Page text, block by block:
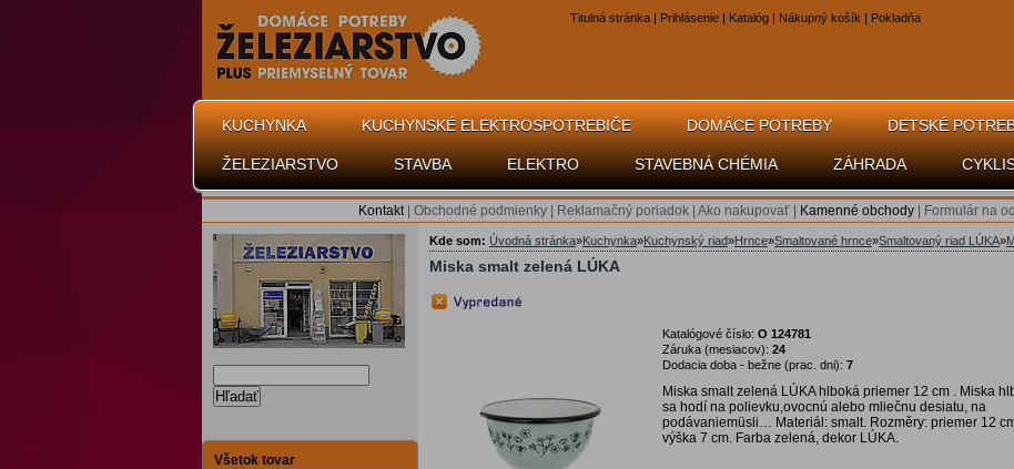
Titulná stránka | Prihlásenie | Katalóg | Nákupný košík | Pokladňa
KUCHYNKA KUCHYNSKÉ ELEKTROSPOTREBIČE DOMÁCE POTREBY DETSKÉ
ŽELEZIARSTVO STAVBA ELEKTRO STAVEBNÁ CHÉMIA ZÁHRADA
Kontakt| Obchodné podmienky Reklamačný poriadok Ako nakupovať Kamenné obchody Formulár na
Hľadať
Všetok tovar
Kde som: Úvodná stránka»Kuchynka»Kuchynský riad»Hrnce»Smaltované hrnce»Smaltovaný riad LÚKA»
Miska smalt zelená LÚKA
Katalógové číslo: O 124781
Záruka (mesiacov): 24
Dodacia doba - bežne (prac. dni): 7
Miska smalt zelená LÚKA hlboká priemer 12 cm . Miska
sa hodí na polievku,ovocnú alebo mliečnu desiatu, na
podávaniemüsli… Materiál: smalt. Rozměry: priemer 12
výška 7 cm. Farba zelená, dekor LÚKA.